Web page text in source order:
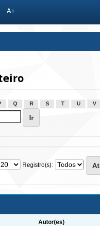
A+
Q R S T U V
Registro(s):
Autor(es)